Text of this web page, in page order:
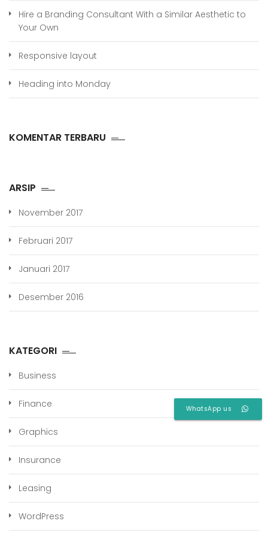
Hire a Branding Consultant With a Similar Aesthetic to
Your Own
Responsive layout
Heading into Monday
KOMENTAR TERBARU
ARSIP
November 2017
Februari 2017
Januari 2017
Desember 2016
KATEGORI
Business
Finance
Graphics
Insurance
Leasing
WordPress
WhatsApp us